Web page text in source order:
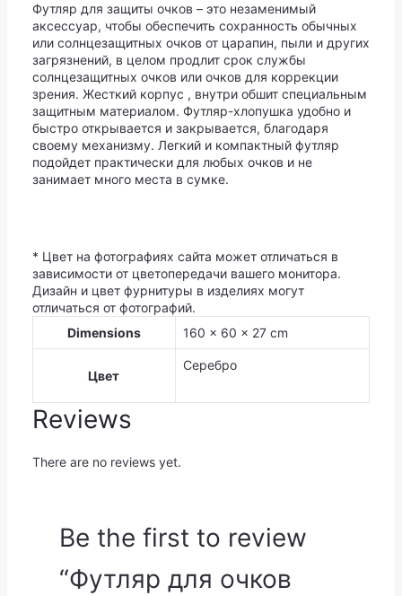
Футляр для защиты очков – это незаменимый
аксессуар, чтобы обеспечить сохранность обычных
или солнцезащитных очков от царапин, пыли и других
загрязнений, в целом продлит срок службы
солнцезащитных очков или очков для коррекции
зрения. Жесткий корпус , внутри обшит специальным
защитным материалом. Футляр-хлопушка удобно и
быстро открывается и закрывается, благодаря
своему механизму. Легкий и компактный футляр
подойдет практически для любых очков и не
занимает много места в сумке.
* Цвет на фотографиях сайта может отличаться в
зависимости от цветопередачи вашего монитора.
Дизайн и цвет фурнитуры в изделиях могут
отличаться от фотографий.
Dimensions
160 × 60 × 27 cm
Цвет
Серебро
Reviews
There are no reviews yet.
Be the first to review
“Футляр для очков